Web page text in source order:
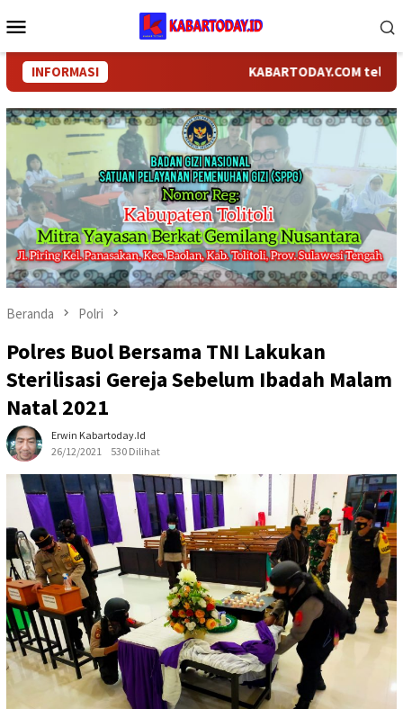
ke
Mobile
INFORMASI KABARTODAY.COM telah
Beranda Polri
Polres Buol Bersama TNI Lakukan
Sterilisasi Gereja Sebelum Ibadah Malam
Natal 2021
Erwin Kabartoday.id
26/12/2021
530 Dilihat